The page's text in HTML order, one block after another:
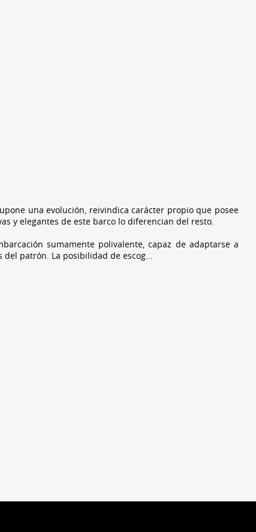
una evolución, reivindica carácter propio que posee
y elegantes de este barco lo diferencian del resto.
sumamente polivalente, capaz de adaptarse a
del patrón. La posibilidad de escog...